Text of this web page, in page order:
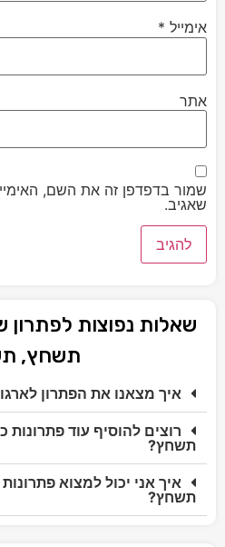
אימייל *
אתר
שמור בדפדפן זה את השם,
שאגיב.
שאלות נפוצות לפתרון
תשחץ,
איך מצאנו את הפתרון
רוצים להוסיף עוד פתרונות
תשחץ?
איך אני יכול למצוא
תשחץ?